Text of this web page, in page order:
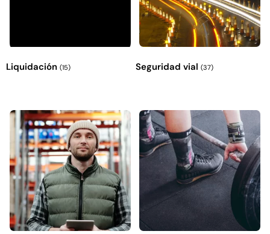
Liquidación (15) Seguridad vial (37)